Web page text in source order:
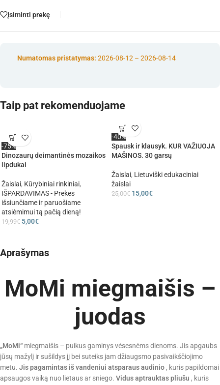
Įsiminti prekę
Numatomas pristatymas: 2026-08-12 – 2026-08-14
Taip pat rekomenduojame
-75%
Dinozaurų deimantinės mozaikos
lipdukai
Žaislai, Kūrybiniai rinkiniai,
IŠPARDAVIMAS - Prekes
išsiunčiame ir paruošiame
atsiėmimui tą pačią dieną!
19,99€ 5,00€
-40%
Spausk ir klausyk. KUR VAŽIUOJA
MAŠINOS. 30 garsų
Žaislai, Lietuviški edukaciniai
žaislai
25,00€ 15,00€
Aprašymas
MoMi miegmaišis –
juodas
„MoMi“ miegmaišis – puikus gaminys vėsesnėms dienoms. Jis apgaubs
jūsų mažylį ir sušildys jį bei suteiks jam džiaugsmo pasivaikščiojimo
metu. Jis pagamintas iš vandeniui atsparaus audinio , kuris papildomai
apsaugos vaiką nuo lietaus ar sniego. Vidus aptrauktas pliušu , kuris